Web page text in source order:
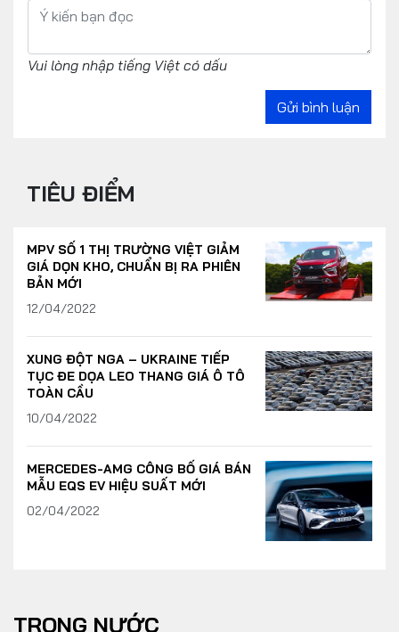
Vui lòng nhập tiếng Việt có dấu
Gửi bình luận
TIÊU ĐIỂM
MPV SỐ 1 THỊ TRƯỜNG VIỆT GIẢM
GIÁ DỌN KHO, CHUẨN BỊ RA PHIÊN
BẢN MỚI
12/04/2022
XUNG ĐỘT NGA – UKRAINE TIẾP
TỤC ĐE DỌA LEO THANG GIÁ Ô TÔ
TOÀN CẦU
10/04/2022
MERCEDES-AMG CÔNG BỐ GIÁ BÁN
MẪU EQS EV HIỆU SUẤT MỚI
02/04/2022
TRONG NƯỚC